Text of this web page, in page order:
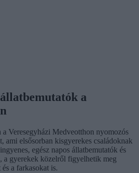
a
Veresegyházi Medveotthon nyomozós
ami elsősorban kisgyerekes családoknak
egész napos állatbemutatók és
a gyerekek közelről figyelhetik meg
a farkasokat is.